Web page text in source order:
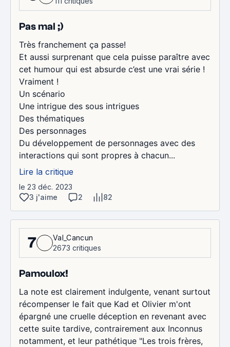
Pas mal ;)
Très franchement ça passe!
Et aussi surprenant que cela puisse paraître avec
cet humour qui est absurde c’est une vrai série !
Vraiment !
Un scénario
Une intrigue des sous intrigues
Des thématiques
Des personnages
Du développement de personnages avec des
interactions qui sont propres à chacun...
Lire la critique
le 23 déc. 2023
3 j'aime
2 82
7
Val_Cancun
2673 critiques
Pamoulox!
La note est clairement indulgente, venant surtout
récompenser le fait que Kad et Olivier m'ont
épargné une cruelle déception en revenant avec
cette suite tardive, contrairement aux Inconnus
notamment, et leur pathétique "Les trois frères,